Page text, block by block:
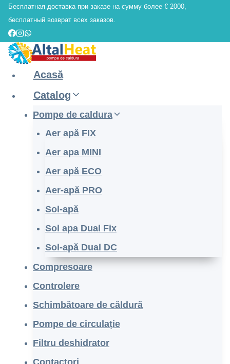
Skip
content
Бесплатная доставка при заказе на сумму более € 2000,
бесплатный возврат всех заказов.
Acasă
Catalog
Pompe de caldura
Aer apă FIX
Aer apa MINI
Aer apă ECO
Aer-apă PRO
Sol-apă
Sol apa Dual Fix
Sol-apă Dual DC
Compresoare
Controlere
Schimbătoare de căldură
Pompe de circulație
Filtru deshidrator
Contactori